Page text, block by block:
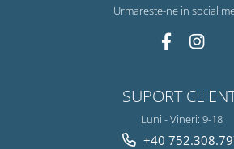
Urmareste-ne in social
SUPORT
Luni - Vineri: 9-18
+40